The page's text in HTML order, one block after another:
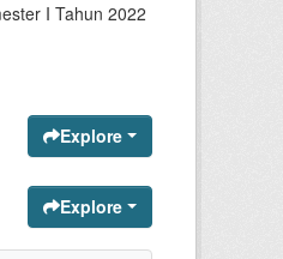
I Tahun 2022
Explore
Explore